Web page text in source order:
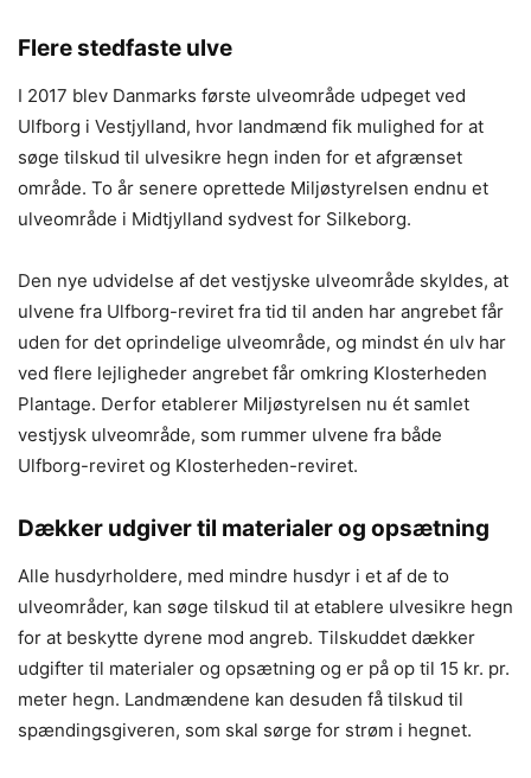
Flere stedfaste ulve
I 2017 blev Danmarks første ulveområde udpeget ved
Ulfborg i Vestjylland, hvor landmænd fik mulighed for at
søge tilskud til ulvesikre hegn inden for et afgrænset
område. To år senere oprettede Miljøstyrelsen endnu et
ulveområde i Midtjylland sydvest for Silkeborg.
Den nye udvidelse af det vestjyske ulveområde skyldes, at
ulvene fra Ulfborg-reviret fra tid til anden har angrebet får
uden for det oprindelige ulveområde, og mindst én ulv har
ved flere lejligheder angrebet får omkring Klosterheden
Plantage. Derfor etablerer Miljøstyrelsen nu ét samlet
vestjysk ulveområde, som rummer ulvene fra både
Ulfborg-reviret og Klosterheden-reviret.
Dækker udgiver til materialer og opsætning
Alle husdyrholdere, med mindre husdyr i et af de to
ulveområder, kan søge tilskud til at etablere ulvesikre hegn
for at beskytte dyrene mod angreb. Tilskuddet dækker
udgifter til materialer og opsætning og er på op til 15 kr. pr.
meter hegn. Landmændene kan desuden få tilskud til
spændingsgiveren, som skal sørge for strøm i hegnet.